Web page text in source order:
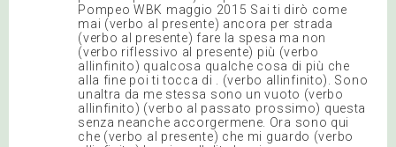
Pompeo WBK maggio 2015 Sai ti dirò come
mai (verbo al presente) ancora per strada
(verbo al presente) fare la spesa ma non
(verbo riflessivo al presente) più (verbo
allinfinito) qualcosa qualche cosa di più che
alla fine poi ti tocca di . (verbo allinfinito). Sono
unaltra da me stessa sono un vuoto (verbo
allinfinito) (verbo al passato prossimo) questa
senza neanche accorgermene. Ora sono qui
che (verbo al presente) che mi guardo (verbo